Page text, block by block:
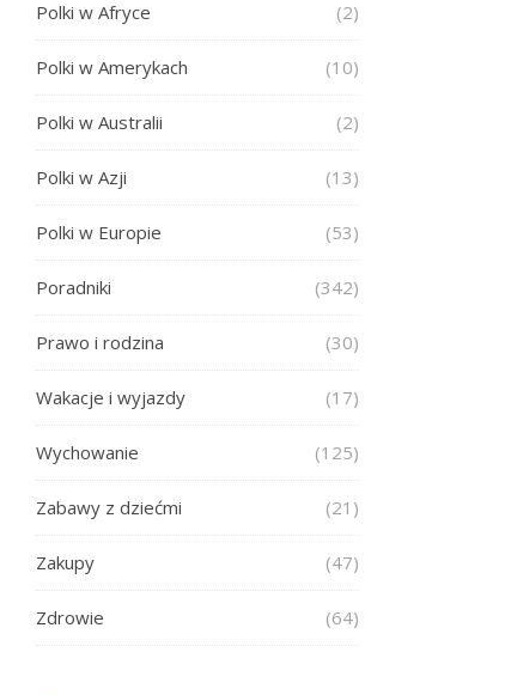
Polki w Afryce (2)
Polki w Amerykach (10)
Polki w Australii (2)
Polki w Azji (13)
Polki w Europie (53)
Poradniki (342)
Prawo i rodzina (30)
Wakacje i wyjazdy (17)
Wychowanie (125)
Zabawy z dziećmi (21)
Zakupy (47)
Zdrowie (64)